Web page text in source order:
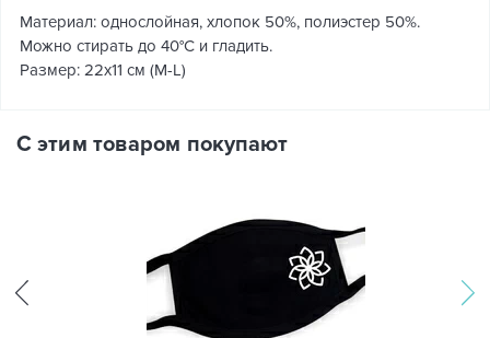
Материал: однослойная, хлопок 50%, полиэстер 50%.
Можно стирать до 40°C и гладить.
Размер: 22х11 см (M-L)
С этим товаром покупают